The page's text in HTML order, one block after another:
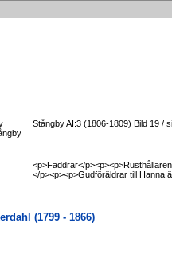
Stångby AI:3 (1806-1809) Bild 19 /
<p>Faddrar</
</p><p><p>Gudföräldrar till Hanna
(1799 - 1866)